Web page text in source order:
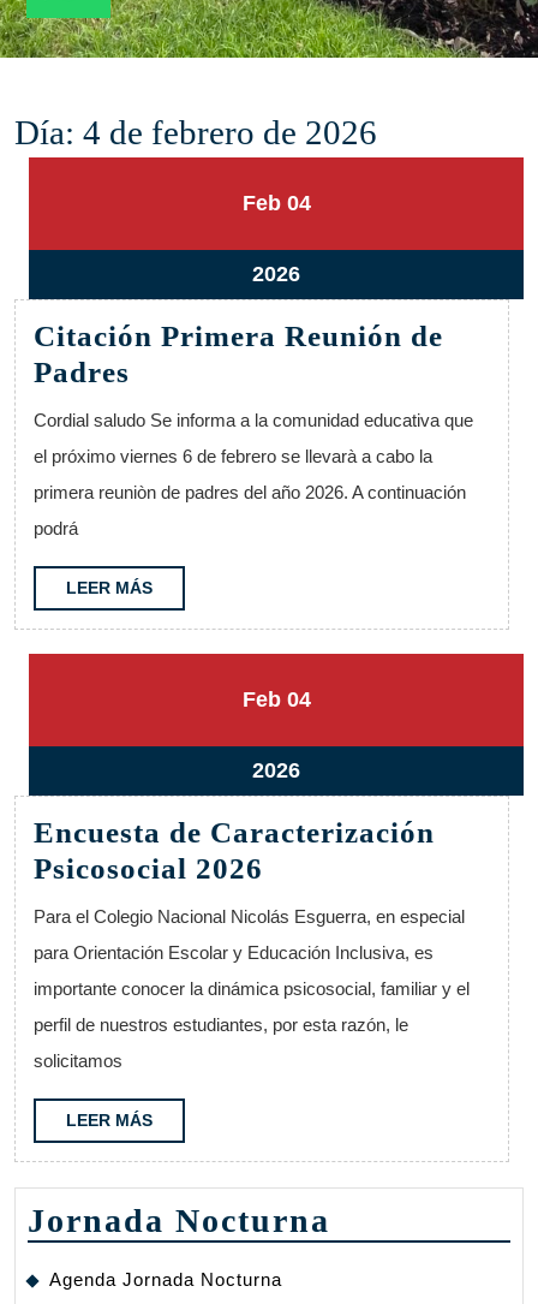
Día: 4 de febrero de 2026
Feb4
2026
044
20264
febrero,
2026
Citación Primera Reunión de
Padres
Primera
Reunión
de
Cordial saludo Se informa a la comunidad educativa que
el próximo viernes 6 de febrero se llevarà a cabo la
primera reuniòn de padres del año 2026. A continuación
podrá
LEER MÁSLEER
MÁS
Feb4
2026
044
20264
febrero,
2026
Encuesta de Caracterización
Psicosocial 2026
de
Caracterización
Psicosocial
2026
Para el Colegio Nacional Nicolás Esguerra, en especial
para Orientación Escolar y Educación Inclusiva, es
importante conocer la dinámica psicosocial, familiar y el
perfil de nuestros estudiantes, por esta razón, le
solicitamos
LEER MÁSLEER
MÁS
Jornada Nocturna
Agenda Jornada Nocturna